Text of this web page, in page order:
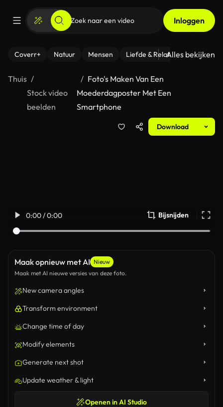
Inloggen
Coverr+ Natuur Mensen Liefde & Relaties - Fitness
Alles bekijken
Thuis
Stock video
beelden
Foto's Maken Van Een
Moederdagposter Met Een
Smartphone
Download
0:00 / 0:00 Bijsnijden
Maak opnieuw met AI Nieuw
Maak met AI nieuwe versies van deze foto.
New camera angles
Transform environment
Change time of day
Modify elements
Generate next shot
Update weather & light
Openen in AI Studio